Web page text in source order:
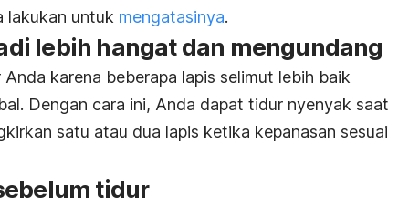
lakukan untuk mengatasinya.
lebih hangat dan mengundang
karena beberapa lapis selimut lebih baik
Dengan cara ini, Anda dapat tidur nyenyak saat
satu atau dua lapis ketika kepanasan sesuai
tidur